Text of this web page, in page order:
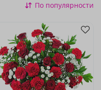
По популярности